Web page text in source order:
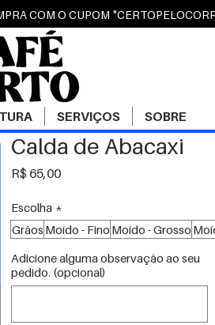
COM O CUPOM
SERVIÇOS SOBRE
Calda de Abacaxi
R$ 65,00Preço
Escolha *
Grãos Moído - Fino Moído - Grosso
Adicione alguma observação ao seu
pedido. (opcional)